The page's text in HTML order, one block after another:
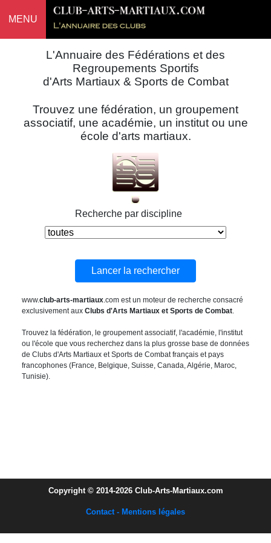
MENU
L'Annuaire des Fédérations et des
Regroupements Sportifs
d'Arts Martiaux & Sports de Combat
Trouvez une fédération, un groupement
associatif, une académie, un institut ou une
école d'arts martiaux.
Recherche par discipline
www.club-arts-martiaux.com est un moteur de recherche consacré
exclusivement aux Clubs d'Arts Martiaux et Sports de Combat.
Trouvez la fédération, le groupement associatif, l'académie, l'institut
ou l'école que vous recherchez dans la plus grosse base de données
de Clubs d'Arts Martiaux et Sports de Combat français et pays
francophones (France, Belgique, Suisse, Canada, Algérie, Maroc,
Tunisie).
Copyright © 2014-2026 Club-Arts-Martiaux.com
Contact - Mentions légales